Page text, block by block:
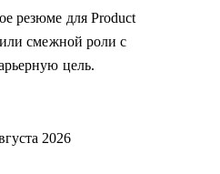
резюме для Product
смежной роли с
цель.
2026